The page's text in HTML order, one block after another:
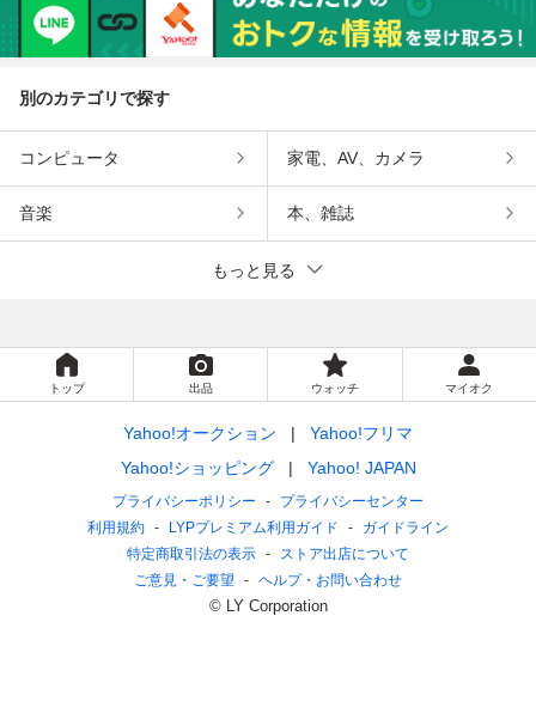
別のカテゴリで探す
コンピュータ 家電、AV、カメラ
音楽 本、雑誌
もっと見る
トップ 出品 ウォッチ マイオク
Yahoo!オークション
Yahoo!フリマ
Yahoo!ショッピング
Yahoo! JAPAN
プライバシーポリシー
プライバシーセンター
利用規約
LYPプレミアム利用ガイド
ガイドライン
特定商取引法の表示
ストア出店について
ご意見・ご要望
ヘルプ・お問い合わせ
© LY Corporation